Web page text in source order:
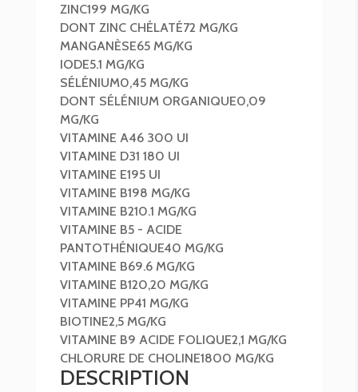
ZINC199 MG/KG
DONT ZINC CHÉLATÉ72 MG/KG
MANGANÈSE65 MG/KG
IODE5.1 MG/KG
SÉLÉNIUM0,45 MG/KG
DONT SÉLÉNIUM ORGANIQUE0,09
MG/KG
VITAMINE A46 300 UI
VITAMINE D31 180 UI
VITAMINE E195 UI
VITAMINE B198 MG/KG
VITAMINE B210.1 MG/KG
VITAMINE B5 - ACIDE
PANTOTHÉNIQUE40 MG/KG
VITAMINE B69.6 MG/KG
VITAMINE B120,20 MG/KG
VITAMINE PP41 MG/KG
BIOTINE2,5 MG/KG
VITAMINE B9 ACIDE FOLIQUE2,1 MG/KG
CHLORURE DE CHOLINE1800 MG/KG
DESCRIPTION